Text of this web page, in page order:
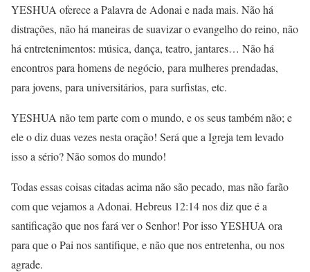
YESHUA oferece a Palavra de Adonai e nada mais. Não há
distrações, não há maneiras de suavizar o evangelho do reino, não
há entretenimentos: música, dança, teatro, jantares… Não há
encontros para homens de negócio, para mulheres prendadas,
para jovens, para universitários, para surfistas, etc.
YESHUA não tem parte com o mundo, e os seus também não; e
ele o diz duas vezes nesta oração! Será que a Igreja tem levado
isso a sério? Não somos do mundo!
Todas essas coisas citadas acima não são pecado, mas não farão
com que vejamos a Adonai. Hebreus 12:14 nos diz que é a
santificação que nos fará ver o Senhor! Por isso YESHUA ora
para que o Pai nos santifique, e não que nos entretenha, ou nos
agrade.